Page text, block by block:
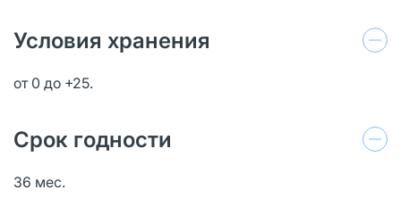
Условия хранения
от 0 до +25.
Срок годности
36 мес.